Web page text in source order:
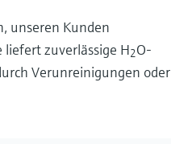
unseren Kunden
zuverlässige H2O-
Verunreinigungen oder